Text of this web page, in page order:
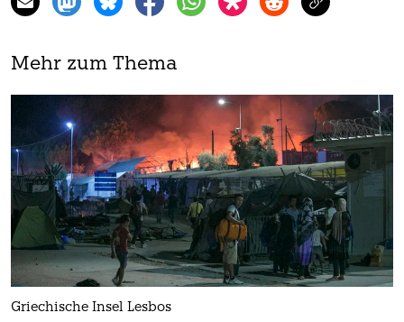
Mehr zum Thema
Griechische Insel Lesbos